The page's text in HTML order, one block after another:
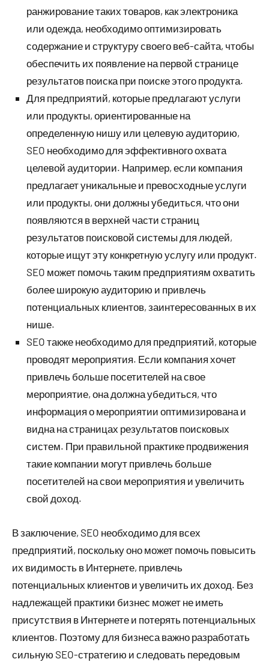
ранжирование таких товаров, как электроника
или одежда, необходимо оптимизировать
содержание и структуру своего веб-сайта, чтобы
обеспечить их появление на первой странице
результатов поиска при поиске этого продукта.
Для предприятий, которые предлагают услуги
или продукты, ориентированные на
определенную нишу или целевую аудиторию,
SEO необходимо для эффективного охвата
целевой аудитории. Например, если компания
предлагает уникальные и превосходные услуги
или продукты, они должны убедиться, что они
появляются в верхней части страниц
результатов поисковой системы для людей,
которые ищут эту конкретную услугу или продукт.
SEO может помочь таким предприятиям охватить
более широкую аудиторию и привлечь
потенциальных клиентов, заинтересованных в их
нише.
SEO также необходимо для предприятий, которые
проводят мероприятия. Если компания хочет
привлечь больше посетителей на свое
мероприятие, она должна убедиться, что
информация о мероприятии оптимизирована и
видна на страницах результатов поисковых
систем. При правильной практике продвижения
такие компании могут привлечь больше
посетителей на свои мероприятия и увеличить
свой доход.
В заключение, SEO необходимо для всех
предприятий, поскольку оно может помочь повысить
их видимость в Интернете, привлечь
потенциальных клиентов и увеличить их доход. Без
надлежащей практики бизнес может не иметь
присутствия в Интернете и потерять потенциальных
клиентов. Поэтому для бизнеса важно разработать
сильную SEO-стратегию и следовать передовым